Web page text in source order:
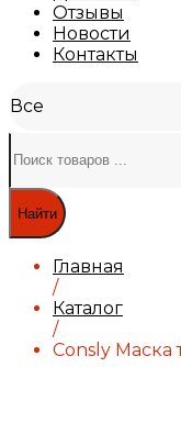
Отзывы
Новости
Контакты
Все
Найти
Главная
/
Каталог
/
Consly Маска